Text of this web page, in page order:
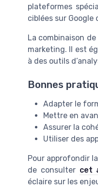
plateformes
ciblées sur Google
La combinaison
marketing. Il est
à des outils
Bonnes
Adapter le
Mettre en
Assurer la
Utiliser des
Pour approfondir
de consulter cet
éclaire sur les